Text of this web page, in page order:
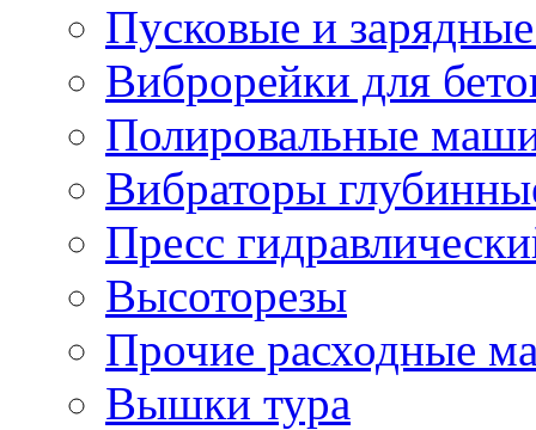
Пусковые и
Виброрейки для
Полировальные
Вибраторы
Пресс
Высоторезы
Прочие расходные
Вышки тура